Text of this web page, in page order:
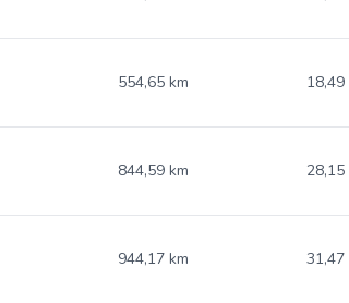
554,65 km 18,49
844,59 km 28,15
944,17 km 31,47